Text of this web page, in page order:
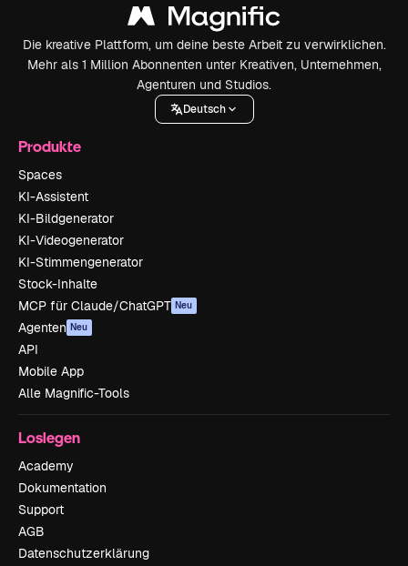
Die kreative Plattform, um deine beste Arbeit zu verwirklichen.
Mehr als 1 Million Abonnenten unter Kreativen, Unternehmen,
Agenturen und Studios.
Deutsch
Produkte
Spaces
KI-Assistent
KI-Bildgenerator
KI-Videogenerator
KI-Stimmengenerator
Stock-Inhalte
MCP für Claude/ChatGPT Neu
Agenten Neu
API
Mobile App
Alle Magnific-Tools
Loslegen
Academy
Dokumentation
Support
AGB
Datenschutzerklärung